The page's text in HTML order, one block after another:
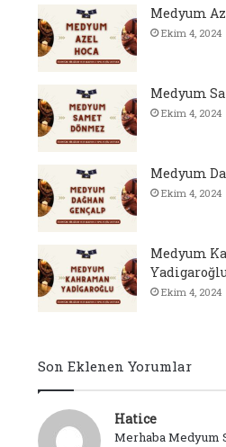
Medyum
Ekim 4, 2024
Medyum
Ekim 4, 2024
Medyum
Ekim 4, 2024
Medyum
Ekim 4, 2024
Son Eklenen Yorumlar
Hatice
Merhaba Medyum